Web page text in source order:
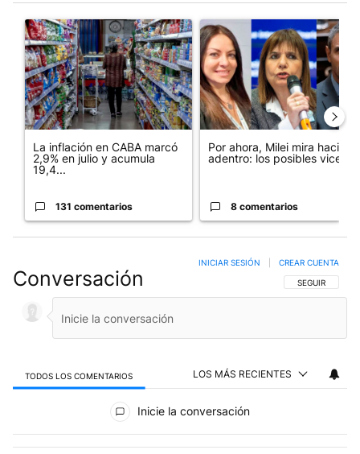
Este listado muestra los artículos con más comentarios en los
Un artículo de tendencia con el título "La inflación en CABA
La inflación en CABA marcó
2,9% en julio y acumula
19,4...
131 comentarios
Un artículo de tendencia con
Por ahora, Milei mira hacia
adentro: los posibles vices...
8 comentarios
Conversación SIGA ESTA
SEGUIR
INICIAR SESIÓN CREAR CUENTA
TODOS LOS COMENTARIOS LOS MÁS RECIENTES
Todos los comentarios
Inicie la conversación